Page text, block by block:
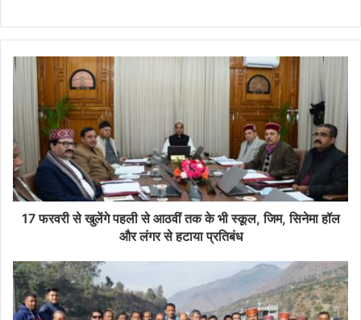
17 फरवरी से खुलेंगे पहली से आठवीं तक के भी स्कूल, जिम, सिनेमा हॉल
और लंगर से हटाया प्रतिबंध